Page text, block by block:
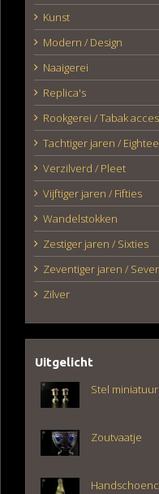
Kunst
Modern / Design
Naaigerei
Replica's
Rookgerei / Tabak
Tachtiger jaren /
Verzilverd / Pleet
Vijftiger jaren / Fifties
Wandelstokken
Zestiger jaren / Sixties
Zeventiger jaren /
Zilver
Uitgelicht
Stel
Zoutvaatje